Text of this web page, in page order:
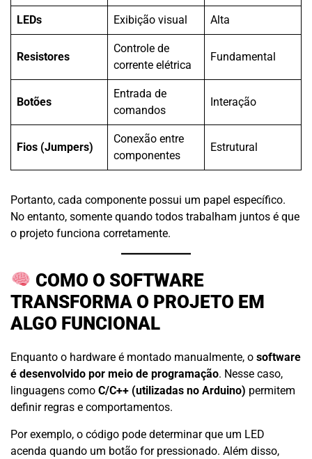
LEDs Exibição visual Alta
Resistores
Controle de
corrente elétrica
Fundamental
Botões
Entrada de
comandos
Interação
Fios (Jumpers)
Conexão entre
componentes
Estrutural
Portanto, cada componente possui um papel específico.
No entanto, somente quando todos trabalham juntos é que
o projeto funciona corretamente.
COMO O SOFTWARE
TRANSFORMA O PROJETO EM
ALGO FUNCIONAL
Enquanto o hardware é montado manualmente, o software
é desenvolvido por meio de programação. Nesse caso,
linguagens como C/C++ (utilizadas no Arduino) permitem
definir regras e comportamentos.
Por exemplo, o código pode determinar que um LED
acenda quando um botão for pressionado. Além disso,